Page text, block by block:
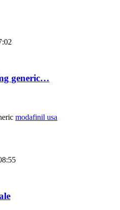
generic…
modafinil usa